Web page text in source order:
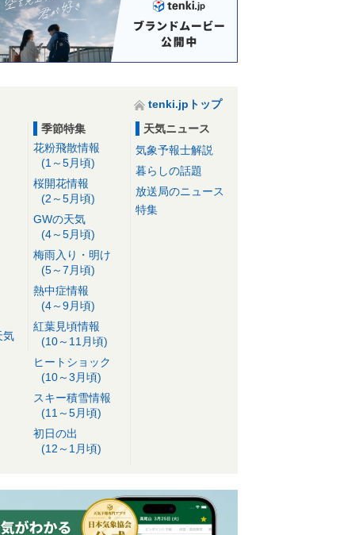
tenki.jpトップ
気
季節特集
花粉飛散情報
(1～5月頃)
桜開花情報
(2～5月頃)
GWの天気
(4～5月頃)
梅雨入り・明け
(5～7月頃)
熱中症情報
(4～9月頃)
紅葉見頃情報
(10～11月頃)
ヒートショック
(10～3月頃)
スキー積雪情報
(11～5月頃)
初日の出
(12～1月頃)
天気ニュース
気象予報士解説
暮らしの話題
放送局のニュース
特集